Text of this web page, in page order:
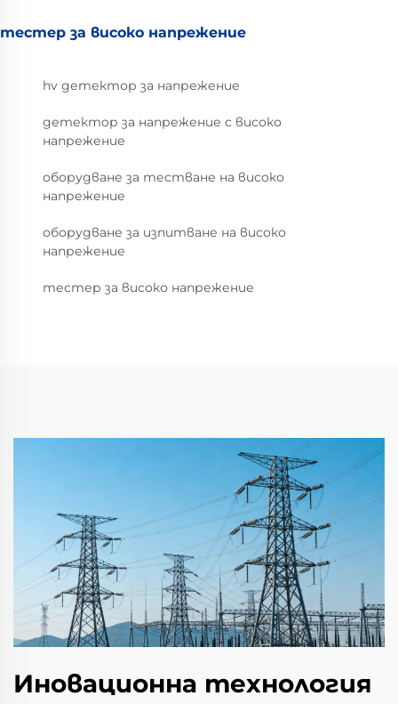
тестер за високо напрежение
hv детектор за напрежение
детектор за напрежение с високо
напрежение
оборудване за тестване на високо
напрежение
оборудване за изпитване на високо
напрежение
тестер за високо напрежение
Иновационна технология